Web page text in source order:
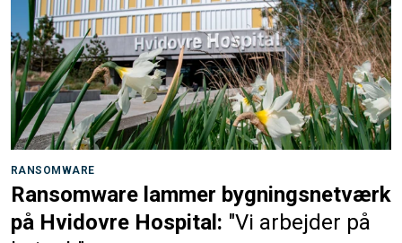
RANSOMWARE
Ransomware lammer bygningsnetværk
på Hvidovre Hospital: "Vi arbejder på